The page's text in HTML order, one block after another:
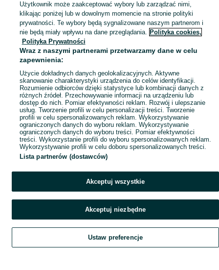
Skorzystaj z największego serwisu ogłoszeniowego - Mączniki i okolice! Kupuj to, czego pragniesz i sprzedawaj to, czego już nie potrzebujesz! Zobacz
Mapa kategorii
Mapa miejscowości
Mapa ministron
Szukaj Obserwujesz Dodaj Czat Konto
Użytkownik może zaakceptować wybory lub zarządzać nimi,
klikając poniżej lub w dowolnym momencie na stronie polityki
prywatności. Te wybory będą sygnalizowane naszym partnerom i
nie będą miały wpływu na dane przeglądania. Polityka cookies,
Polityka Prywatności
Wraz z naszymi partnerami przetwarzamy dane w celu
zapewnienia:
Użycie dokładnych danych geolokalizacyjnych. Aktywne
skanowanie charakterystyki urządzenia do celów identyfikacji.
Rozumienie odbiorców dzięki statystyce lub kombinacji danych z
różnych źródeł. Przechowywanie informacji na urządzeniu lub
dostęp do nich. Pomiar efektywności reklam. Rozwój i ulepszanie
usług. Tworzenie profili w celu personalizacji treści. Tworzenie
profili w celu spersonalizowanych reklam. Wykorzystywanie
ograniczonych danych do wyboru reklam. Wykorzystywanie
ograniczonych danych do wyboru treści. Pomiar efektywności
treści. Wykorzystanie profili do wyboru spersonalizowanych reklam.
Wykorzystywanie profili w celu doboru spersonalizowanych treści.
Lista partnerów (dostawców)
Akceptuj wszystkie
Akceptuj niezbędne
Ustaw preferencje